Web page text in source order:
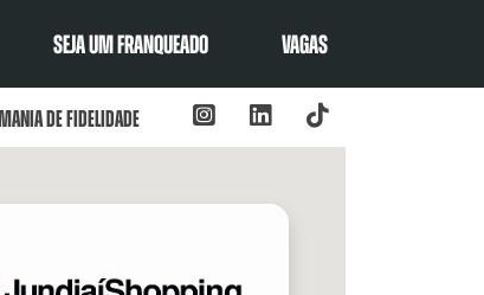
SEJA UM FRANQUEADO VAGAS
Mania de fidelidade